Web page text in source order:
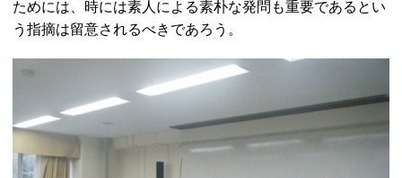
ためには、時には素人による素朴な発問も重要であるとい
う指摘は留意されるべきであろう。